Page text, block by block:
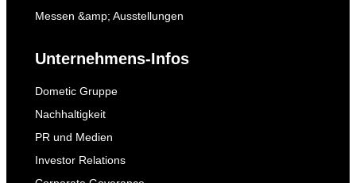
Messen &amp; Ausstellungen
Unternehmens-Infos
Dometic Gruppe
Nachhaltigkeit
PR und Medien
Investor Relations